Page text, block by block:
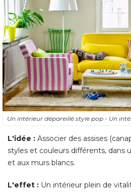
Un intérieur dépareillé style pop - Un
L'idée : Associer des assises
styles et couleurs différents, dans
et aux murs blancs.
L'effet : Un intérieur plein de